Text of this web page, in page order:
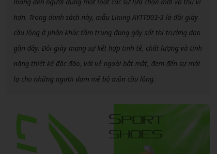
hơn. Trong danh sách này, mẫu Lining AYTT003-3 là đôi giày
cầu lông ở phân khúc tầm trung đang gây sốt thị trường dạo
gần đây. Đôi giày mang sự kết hợp tinh tế, chất lượng và tính
năng thiết kế độc đáo, với vẻ ngoài bắt mắt, đem đến sự mới
lạ cho những người đam mê bộ môn cầu lông.